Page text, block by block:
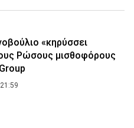
«κηρύσσει
Ρώσους μισθοφόρους